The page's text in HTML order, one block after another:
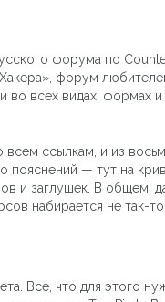
форума по
форум
во всех видах, формах
ссылкам, и из
пояснений — тут на
и заглушек. В общем,
набирается не так-
Все, что для этого